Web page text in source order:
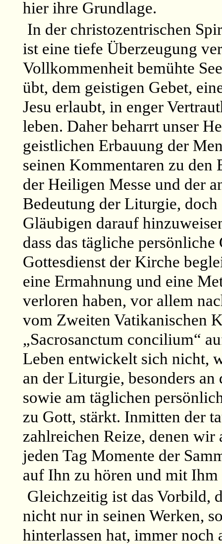
hier ihre Grundlage.
In der christozentrischen
ist eine tiefe Überzeugung
Vollkommenheit bemühte
übt, dem geistigen Gebet,
Jesu erlaubt, in enger
leben. Daher beharrt unser
geistlichen Erbauung der
seinen Kommentaren zu den
der Heiligen Messe und der
Bedeutung der Liturgie,
Gläubigen darauf
dass das tägliche
Gottesdienst der Kirche
eine Ermahnung und eine
verloren haben, vor allem
vom Zweiten Vatikanischen
„Sacrosanctum concilium“
Leben entwickelt sich nicht,
an der Liturgie, besonders
sowie am täglichen
zu Gott, stärkt. Inmitten der
zahlreichen Reize, denen wir
jeden Tag Momente der
auf Ihn zu hören und mit Ihm
Gleichzeitig ist das Vorbild,
nicht nur in seinen Werken,
hinterlassen hat, immer